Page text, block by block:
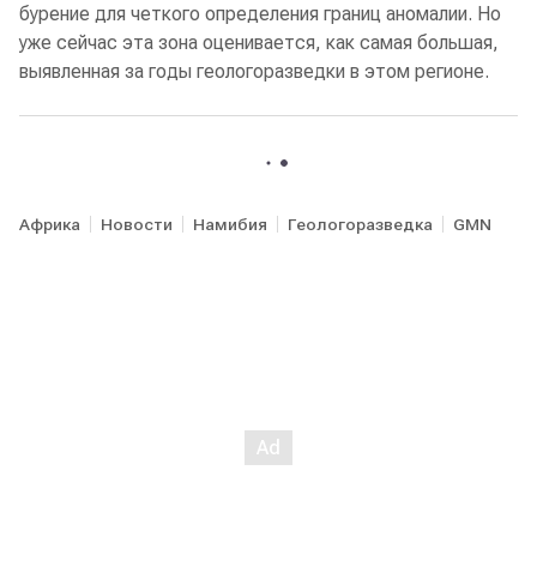
бурение для четкого определения границ аномалии. Но
уже сейчас эта зона оценивается, как самая большая,
выявленная за годы геологоразведки в этом регионе.
Африка Новости Намибия Геологоразведка GMN